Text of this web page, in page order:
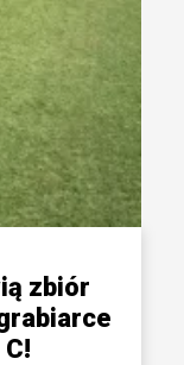
zbiór